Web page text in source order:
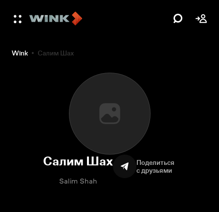
Wink Салим Шах
Салим Шах
Salim Shah
Поделиться
с друзьями